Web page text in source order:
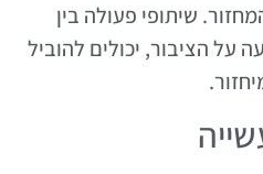
שיתופי פעולה בין
על הציבור, יכולים להוביל